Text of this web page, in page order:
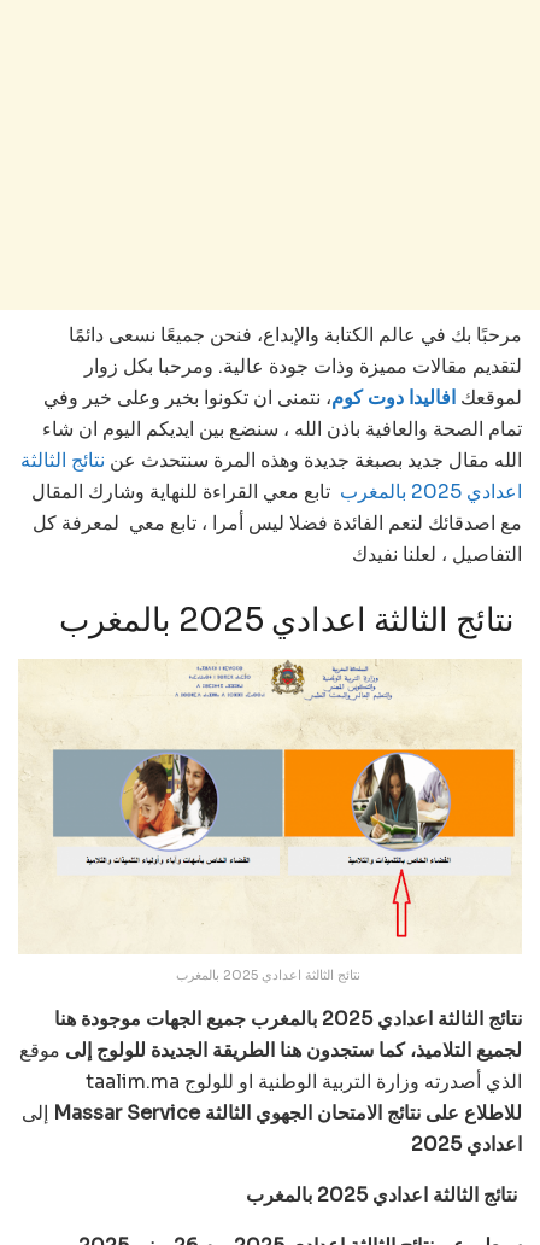
مرحبًا بك في عالم الكتابة والإبداع، فنحن جميعًا نسعى دائمًا
لتقديم مقالات مميزة وذات جودة عالية. ومرحبا بكل زوار
لموقعك افاليدا دوت كوم، نتمنى ان تكونوا بخير وعلى خير وفي
تمام الصحة والعافية باذن الله ، سنضع بين ايديكم اليوم ان شاء
الله مقال جديد بصبغة جديدة وهذه المرة سنتحدث عن نتائج الثالثة
اعدادي 2025 بالمغرب
تابع معي القراءة للنهاية وشارك المقال
مع اصدقائك لتعم الفائدة فضلا ليس أمرا ، تابع معي لمعرفة كل
التفاصيل ، لعلنا نفيدك
نتائج الثالثة اعدادي 2025 بالمغرب جميع الجهات موجودة هنا
لجميع التلاميذ، كما ستجدون هنا الطريقة الجديدة للولوج إلى موقع
taalim.ma الذي أصدرته وزارة التربية الوطنية او للولوج
Massar Service للاطلاع على نتائج الامتحان الجهوي الثالثة
اعدادي 2025